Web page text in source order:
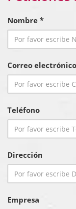
Nombre *
Correo
Teléfono
Dirección
Empresa